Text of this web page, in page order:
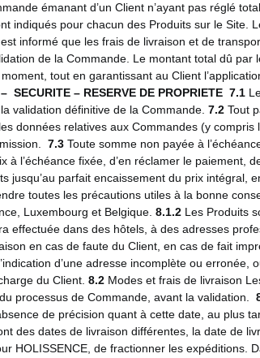
émanant d’un Client n’ayant pas réglé
indiqués pour chacun des Produits sur le Site.
informé que les frais de livraison et de
de la Commande. Le montant total dû par
tout en garantissant au Client
SECURITE – RESERVE DE PROPRIETE 7.1
validation définitive de la Commande. 7.2 Tout
données relatives aux Commandes (y
7.3 Toute somme non payée à
l’échéance fixée, d’en réclamer le paiement,
jusqu’au parfait encaissement du prix intégral,
toutes les précautions utiles à la bonne
Luxembourg et Belgique. 8.1.2 Les Produits
dans des hôtels, à des adresses
en cas de faute du Client, en cas de fait
d’une adresse incomplète ou erronée,
du Client. 8.2 Modes et frais de livraison
processus de Commande, avant la validation.
de précision quant à cette date, au plus
des dates de livraison différentes, la date de
HOLISSENCE, de fractionner les expéditions.